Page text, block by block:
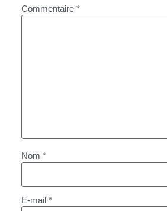
Commentaire *
Nom *
E-mail *